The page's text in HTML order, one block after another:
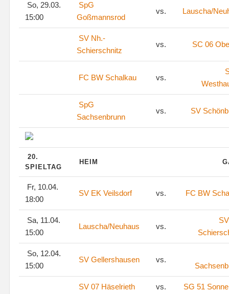
So, 29.03.
15:00
SpG
Goßmannsrod
vs. Lauscha/
SV Nh.-
Schierschnitz
vs. SC 06
FC BW Schalkau vs.
SpG
Sachsenbrunn
vs. SV
20.
SPIELTAG
HEIM
Fr, 10.04.
18:00
SV EK Veilsdorf vs. FC BW
Sa, 11.04.
15:00
Lauscha/Neuhaus vs.
So, 12.04.
15:00
SV Gellershausen vs.
SV 07 Häselrieth vs. SG 51